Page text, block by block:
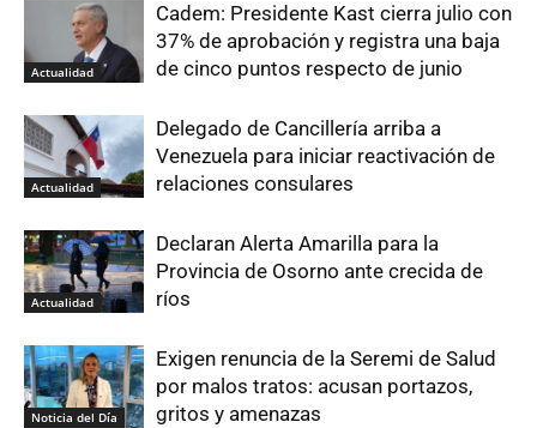
Actualidad
Cadem: Presidente Kast cierra julio con
37% de aprobación y registra una baja
de cinco puntos respecto de junio
Actualidad
Delegado de Cancillería arriba a
Venezuela para iniciar reactivación de
relaciones consulares
Actualidad
Declaran Alerta Amarilla para la
Provincia de Osorno ante crecida de
ríos
Noticia del Día
Exigen renuncia de la Seremi de Salud
por malos tratos: acusan portazos,
gritos y amenazas